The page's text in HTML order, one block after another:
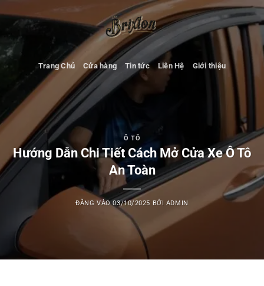
qua
dung
Trang Chủ Cửa hàng Tin tức Liên Hệ Giới thiệu
Ô TÔ
Hướng Dẫn Chi Tiết Cách Mở Cửa Xe Ô Tô
An Toàn
ĐĂNG VÀO03/10/2025 BỞI ADMIN